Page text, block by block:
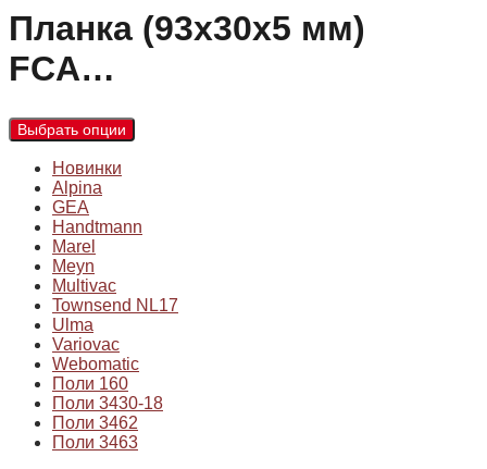
Планка (93х30х5 мм)
FCA…
Выбрать опции
Новинки
Alpina
GEA
Handtmann
Marel
Meyn
Multivac
Townsend NL17
Ulma
Variovac
Webomatic
Поли 160
Поли 3430-18
Поли 3462
Поли 3463